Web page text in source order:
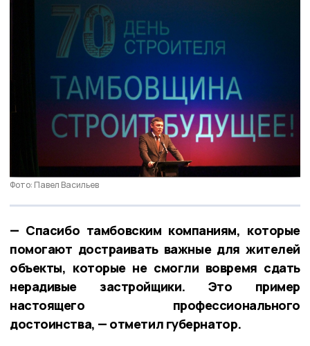
Фото: Павел Васильев
— Спасибо тамбовским компаниям, которые
помогают достраивать важные для жителей
объекты, которые не смогли вовремя сдать
нерадивые застройщики. Это пример
настоящего профессионального
достоинства, — отметил губернатор.